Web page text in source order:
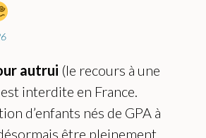
autrui (le recours à une
interdite en France.
d’enfants nés de GPA à
être pleinement